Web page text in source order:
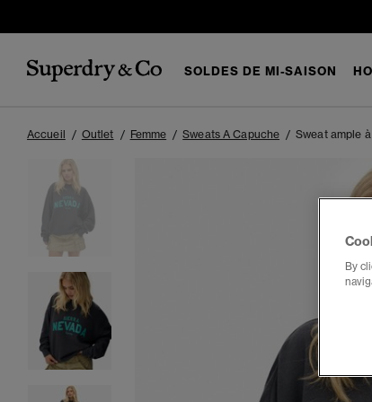
SOLDES DE MI-SAISON
Accueil Outlet Femme Sweats A Capuche Sweat ample
By